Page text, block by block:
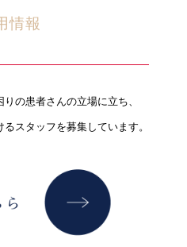
情報
の患者さんの立場に立ち、
スタッフを募集しています。